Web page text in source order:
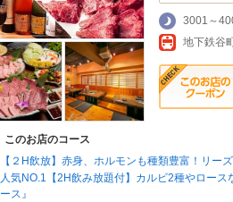
3001～
このお店のコース
【２H飲放】赤身、ホルモンも種類豊富！リー
人気NO.1【2H飲み放題付】カルビ2種やロー
ース』